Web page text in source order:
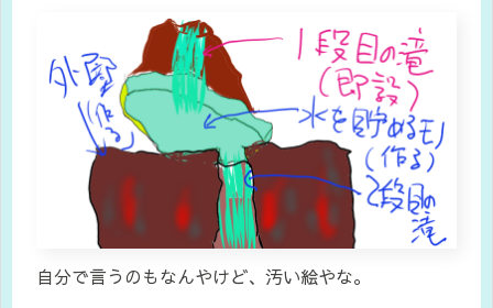
自分で言うのもなんやけど、汚い絵やな。